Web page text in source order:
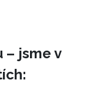
– jsme v